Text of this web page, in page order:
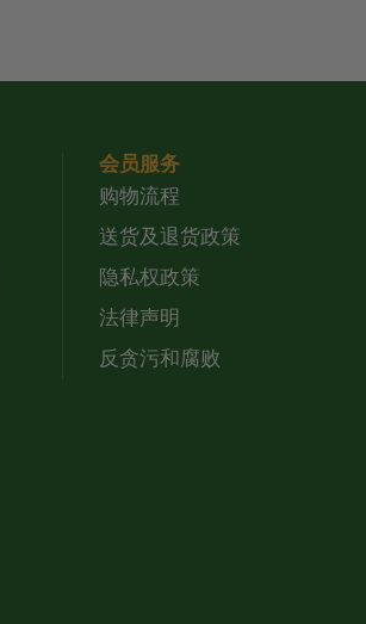
会员服务
购物流程
送货及退货政策
隐私权政策
法律声明
反贪污和腐败